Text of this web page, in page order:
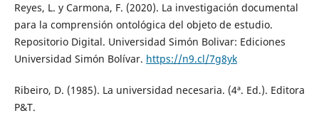
Reyes, L. y Carmona, F. (2020). La investigación documental
para la comprensión ontológica del objeto de estudio.
Repositorio Digital. Universidad Simón Bolivar: Ediciones
Universidad Simón Bolívar. https://n9.cl/7g8yk
Ribeiro, D. (1985). La universidad necesaria. (4ª. Ed.). Editora
P&T.